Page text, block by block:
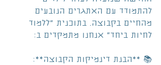
להתמודד עם האתגרים הנובעים
מהחיים בקבוצה. בתוכנית "ללמוד
לחיות ביחד" אנחנו מתמקדים ב:
📚 **הבנת דינמיקות הקבוצה**: